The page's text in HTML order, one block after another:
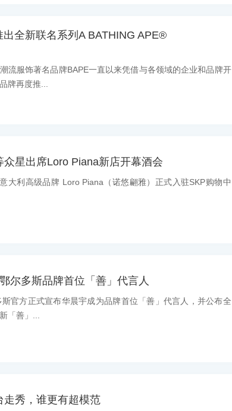
全新联名系列A BATHING APE®
流服饰著名品牌BAPE一直以来凭借与各领域的企业和品牌开
牌再度推...
星出席Loro Piana新店开幕酒会
大利高级品牌 Loro Piana（诺悠翩雅）正式入驻SKP购物中
尔多斯品牌首位「善」代言人
官方正式宣布华晨宇成为品牌首位「善」代言人，并公布全
「善」...
秀，谁更有超模范